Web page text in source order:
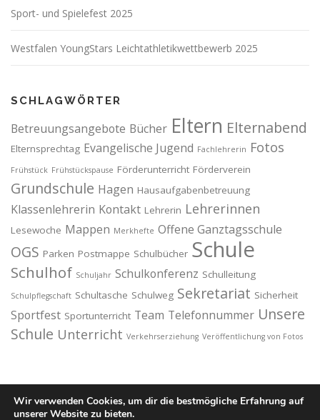
Sport- und Spielefest 2025
Westfalen YoungStars Leichtathletikwettbewerb 2025
SCHLAGWÖRTER
Betreuungsangebote Bücher Eltern Elternabend
Elternsprechtag Evangelische Jugend Fachlehrerin Fotos
Frühstück Frühstückspause Förderunterricht Förderverein
Grundschule Hagen Hausaufgabenbetreuung
Klassenlehrerin Kontakt Lehrerin Lehrerinnen
Lesewoche Mappen Merkhefte Offene Ganztagsschule
OGS Parken Postmappe Schulbücher Schule
Schulhof Schuljahr Schulkonferenz Schulleitung
Schulpflegschaft Schultasche Schulweg Sekretariat Sicherheit
Sportfest Sportunterricht Team Telefonnummer Unsere
Schule Unterricht Verkehrserziehung Veröffentlichung von Fotos
Wir verwenden Cookies, um dir die bestmögliche Erfahrung auf
unserer Website zu bieten.